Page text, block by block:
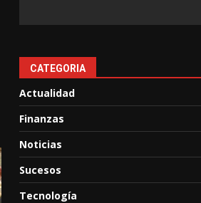
CATEGORIA
Actualidad
Finanzas
Noticias
Sucesos
Tecnología